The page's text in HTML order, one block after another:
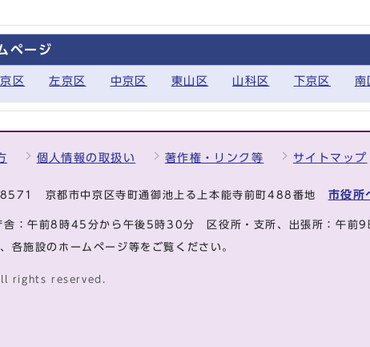
ページ
京区 左京区 中京区 東山区 山科区 下京区 南
個人情報の取扱い 著作権・リンク等 サイトマップ
京都市中京区寺町通御池上る上本能寺前町488番地 市役所
舎：午前8時45分から午後5時30分 区役所・支所、出張所：午前
各施設のホームページ等をご覧ください。
rights reserved.